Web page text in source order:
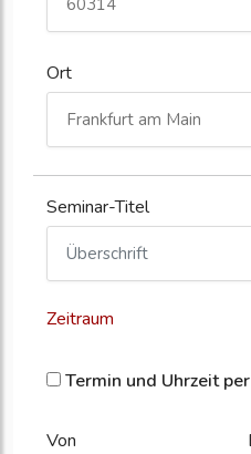
Ort
Seminar-Titel
Zeitraum
Termin und Uhrzeit
Von